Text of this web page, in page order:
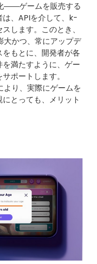
――ゲームを販売する
、APIを介して、k-
します。このとき、
かつ、常にアップデ
もとに、開発者が各
満たすように、ゲー
ポートします。
り、実際にゲームを
とっても、メリット